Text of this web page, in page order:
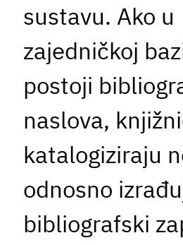
sustavu. Ako u
zajedničkoj
postoji
naslova,
katalogiziraju
odnosno
bibliografski